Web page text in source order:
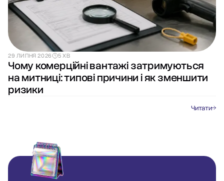
29 ЛИПНЯ 2026 5 ХВ
Чому комерційні вантажі затримуються
на митниці: типові причини і як зменшити
ризики
Читати